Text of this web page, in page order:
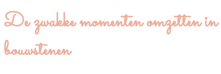
De zwakke momenten omzetten in
bouwstenen